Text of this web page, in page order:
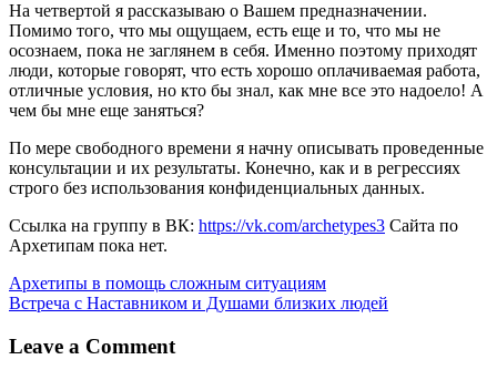
На четвертой я рассказываю о Вашем предназначении.
Помимо того, что мы ощущаем, есть еще и то, что мы не
осознаем, пока не заглянем в себя. Именно поэтому приходят
люди, которые говорят, что есть хорошо оплачиваемая работа,
отличные условия, но кто бы знал, как мне все это надоело! А
чем бы мне еще заняться?
По мере свободного времени я начну описывать проведенные
консультации и их результаты. Конечно, как и в регрессиях
строго без использования конфиденциальных данных.
Ссылка на группу в ВК: https://vk.com/archetypes3 Сайта по
Архетипам пока нет.
Навигация
по
записям
Архетипы в помощь сложным ситуациям
Встреча с Наставником и Душами близких людей
Leave a Comment